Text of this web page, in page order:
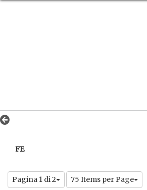
FE
Pagina 1 di 2 75 Items per Page